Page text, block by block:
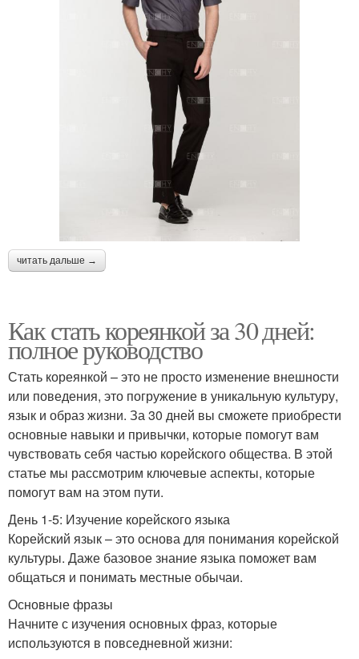
читать дальше →
Как стать кореянкой за 30 дней:
полное руководство
Стать кореянкой – это не просто изменение внешности
или поведения, это погружение в уникальную культуру,
язык и образ жизни. За 30 дней вы сможете приобрести
основные навыки и привычки, которые помогут вам
чувствовать себя частью корейского общества. В этой
статье мы рассмотрим ключевые аспекты, которые
помогут вам на этом пути.
День 1-5: Изучение корейского языка
Корейский язык – это основа для понимания корейской
культуры. Даже базовое знание языка поможет вам
общаться и понимать местные обычаи.
Основные фразы
Начните с изучения основных фраз, которые
используются в повседневной жизни: